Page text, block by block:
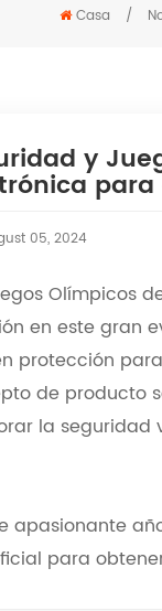
Casa /
y
05, 2024
Olímpicos
en este gran
protección
de producto
la seguridad
apasionante
para